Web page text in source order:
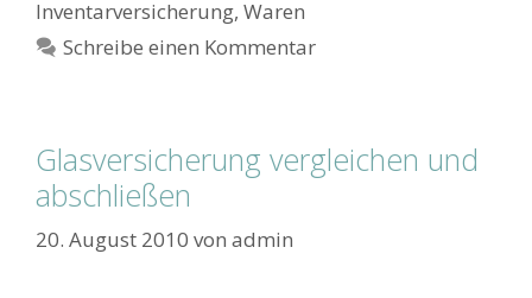
Inventarversicherung, Waren
Schreibe einen Kommentar
Glasversicherung vergleichen und
abschließen
20. August 2010 von admin